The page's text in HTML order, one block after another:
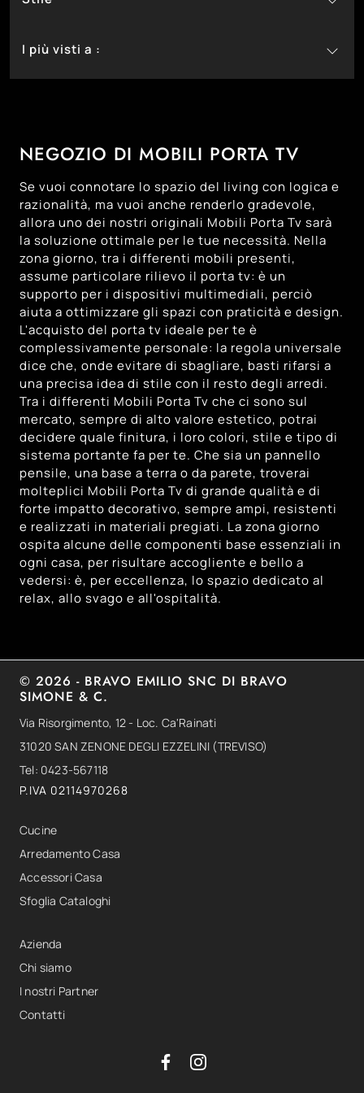
Moderni 11
I più visti a :
Bassano Del Grappa
Montebelluna
Trento
Treviso 4
Venezia
Vicenza
NEGOZIO DI MOBILI PORTA TV
Se vuoi connotare lo spazio del living con logica e
razionalità, ma vuoi anche renderlo gradevole,
allora uno dei nostri originali Mobili Porta Tv sarà
la soluzione ottimale per le tue necessità. Nella
zona giorno, tra i differenti mobili presenti,
assume particolare rilievo il porta tv: è un
supporto per i dispositivi multimediali, perciò
aiuta a ottimizzare gli spazi con praticità e design.
L'acquisto del porta tv ideale per te è
complessivamente personale: la regola universale
dice che, onde evitare di sbagliare, basti rifarsi a
una precisa idea di stile con il resto degli arredi.
Tra i differenti Mobili Porta Tv che ci sono sul
mercato, sempre di alto valore estetico, potrai
decidere quale finitura, i loro colori, stile e tipo di
sistema portante fa per te. Che sia un pannello
pensile, una base a terra o da parete, troverai
molteplici Mobili Porta Tv di grande qualità e di
forte impatto decorativo, sempre ampi, resistenti
e realizzati in materiali pregiati. La zona giorno
ospita alcune delle componenti base essenziali in
ogni casa, per risultare accogliente e bello a
vedersi: è, per eccellenza, lo spazio dedicato al
relax, allo svago e all'ospitalità.
© 2026 - BRAVO EMILIO SNC DI BRAVO
SIMONE & C.
Via Risorgimento, 12 - Loc. Ca'Rainati
31020 SAN ZENONE DEGLI EZZELINI (TREVISO)
Tel: 0423-567118
P.IVA 02114970268
Cucine
Arredamento Casa
Accessori Casa
Sfoglia Cataloghi
Azienda
Chi siamo
I nostri Partner
Contatti